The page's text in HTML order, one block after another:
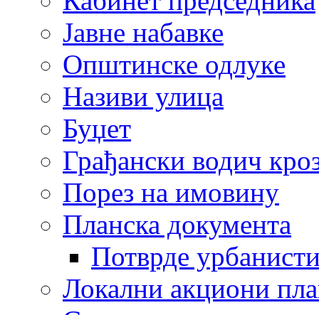
Јавне набавке
Општинске одлуке
Називи улица
Буџет
Грађански водич
Порез на имовину
Планска документа
Потврде
Локални акциони